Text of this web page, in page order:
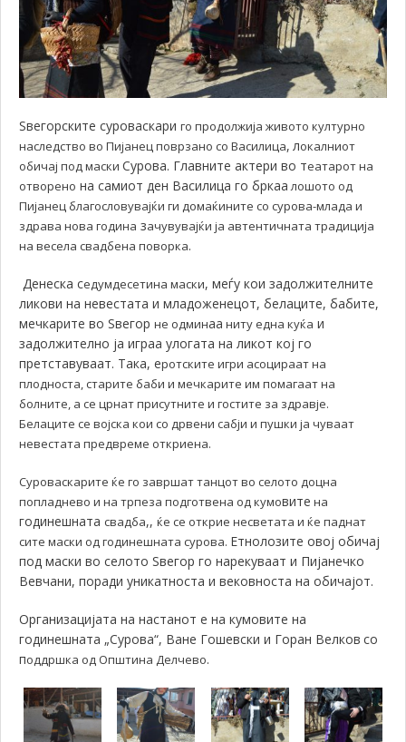
Ѕвегорските суроваскари го продолжија живото културно
наследство во Пијанец поврзано со Василица, локалниот
обичај под маски Сурова. Главните актери во театарот на
отворено на самиот ден Василица го бркаалошото од
Пијанец благословувајќи ги домаќините со сурова-млада и
здрава нова година зачувувајќи ја автентичната традиција
на весела свадбена поворка.
Денеска седумдесетина маски, меѓу кои задолжителните
ликови на невестата и младоженецот, белаците, бабите,
мечкарите во Ѕвегор не одминаа ниту една куќа и
задолжително ја играа улогата на ликот кој го
претставуваат. Така, еротските игри асоцираат на
плодноста, старите баби и мечкарите им помагаат на
болните, а се црнат присутните и гостите за здравје.
Белаците се војска кои со дрвени сабји и пушки ја чуваат
невестата предвреме откриена.
Суроваскарите ќе го завршат танцот во селото доцна
попладнево и на трпеза подготвена од кумовите на
годинешната свадба,, ќе се открие несветата и ќе паднат
сите маски од годинешната сурова. Етнолозите овој обичај
под маски во селото Ѕвегор го нарекуваат и Пијанечко
Вевчани, поради уникатноста и вековноста на обичајот.
Организацијата на настанот е на кумовите на
годинешната „Сурова“, Ване Гошевски и Горан Велков со
поддршка од Општина Делчево.